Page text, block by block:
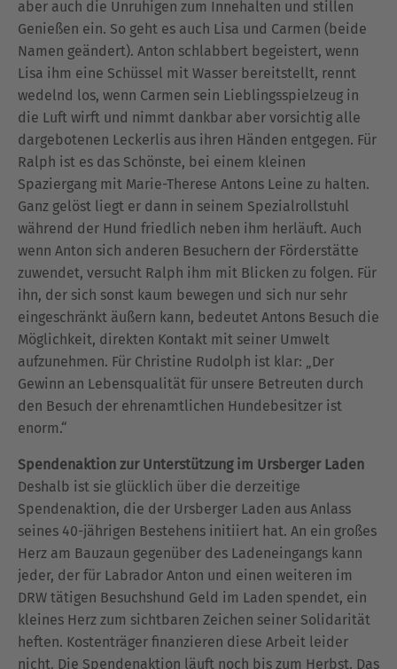
aber auch die Unruhigen zum Innehalten und stillen
Genießen ein. So geht es auch Lisa und Carmen (beide
Namen geändert). Anton schlabbert begeistert, wenn
Lisa ihm eine Schüssel mit Wasser bereitstellt, rennt
wedelnd los, wenn Carmen sein Lieblingsspielzeug in
die Luft wirft und nimmt dankbar aber vorsichtig alle
dargebotenen Leckerlis aus ihren Händen entgegen. Für
Ralph ist es das Schönste, bei einem kleinen
Spaziergang mit Marie-Therese Antons Leine zu halten.
Ganz gelöst liegt er dann in seinem Spezialrollstuhl
während der Hund friedlich neben ihm herläuft. Auch
wenn Anton sich anderen Besuchern der Förderstätte
zuwendet, versucht Ralph ihm mit Blicken zu folgen. Für
ihn, der sich sonst kaum bewegen und sich nur sehr
eingeschränkt äußern kann, bedeutet Antons Besuch die
Möglichkeit, direkten Kontakt mit seiner Umwelt
aufzunehmen. Für Christine Rudolph ist klar: „Der
Gewinn an Lebensqualität für unsere Betreuten durch
den Besuch der ehrenamtlichen Hundebesitzer ist
enorm.“
Spendenaktion zur Unterstützung im Ursberger Laden
Deshalb ist sie glücklich über die derzeitige
Spendenaktion, die der Ursberger Laden aus Anlass
seines 40-jährigen Bestehens initiiert hat. An ein großes
Herz am Bauzaun gegenüber des Ladeneingangs kann
jeder, der für Labrador Anton und einen weiteren im
DRW tätigen Besuchshund Geld im Laden spendet, ein
kleines Herz zum sichtbaren Zeichen seiner Solidarität
heften. Kostenträger finanzieren diese Arbeit leider
nicht. Die Spendenaktion läuft noch bis zum Herbst. Das